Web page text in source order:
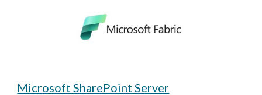
Microsoft SharePoint Server